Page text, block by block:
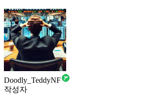
Doodly_TeddyNF
작성자